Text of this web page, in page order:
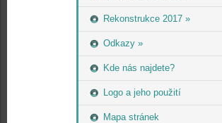
Rekonstrukce 2017 »
Odkazy »
Kde nás najdete?
Logo a jeho použití
Mapa stránek